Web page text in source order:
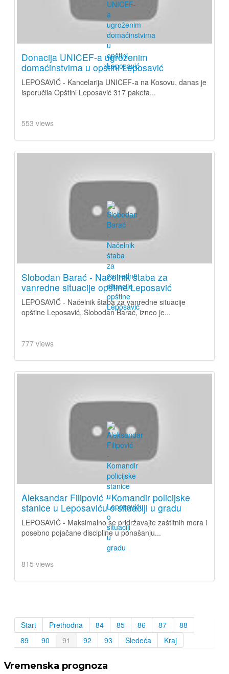
Donacija UNICEF-a ugroženim
domaćinstvima u opštini Leposavić
LEPOSAVIĆ - Kancelarija UNICEF-a na Kosovu, danas je
isporučila Opštini Leposavić 317 paketa...
553 views
Slobodan Barać - Načelnik štaba za
vanredne situacije opštine Leposavić
LEPOSAVIĆ - Načelnik štaba za vanredne situacije
opštine Leposavić, Slobodan Barać, izneo je...
777 views
Aleksandar Filipović - Komandir policijske
stanice u Leposaviću o situaciji u gradu
LEPOSAVIĆ - Maksimalno se pridržavajte zaštitnih mera i
posebno pojačane discipline u ponašanju...
815 views
Start Prethodna 84 85 86 87
88
89
90 91 92 93 Sledeća Kraj
Vremenska prognoza